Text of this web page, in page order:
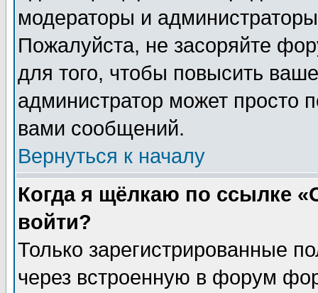
модераторы и
Пожалуйста, не засоряйте
для того, чтобы повысить
администратор может просто
вами сообщений.
Вернуться к началу
Когда я щёлкаю по ссылке
войти?
Только зарегистрированные
через встроенную в форум